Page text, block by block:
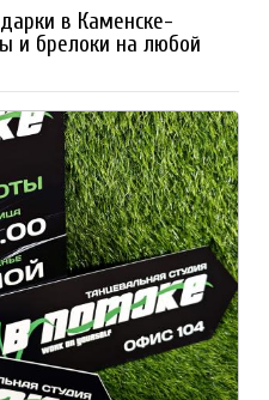
в Каменске-
и брелоки на любой